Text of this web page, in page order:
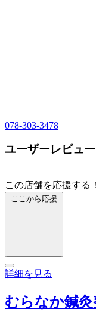
078-303-3478
ユーザーレビュー
この店舗を応援する！
ここから応援
詳細を見る
むらなか鍼